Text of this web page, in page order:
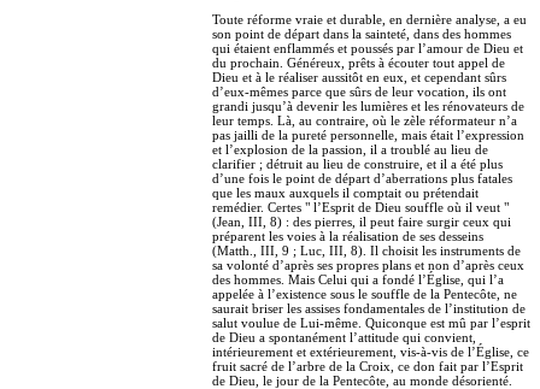
Toute réforme vraie et durable, en dernière analyse, a eu
son point de départ dans la sainteté, dans des hommes
qui étaient enflammés et poussés par l’amour de Dieu et
du prochain. Généreux, prêts à écouter tout appel de
Dieu et à le réaliser aussitôt en eux, et cependant sûrs
d’eux-mêmes parce que sûrs de leur vocation, ils ont
grandi jusqu’à devenir les lumières et les rénovateurs de
leur temps. Là, au contraire, où le zèle réformateur n’a
pas jailli de la pureté personnelle, mais était l’expression
et l’explosion de la passion, il a troublé au lieu de
clarifier ; détruit au lieu de construire, et il a été plus
d’une fois le point de départ d’aberrations plus fatales
que les maux auxquels il comptait ou prétendait
remédier. Certes " l’Esprit de Dieu souffle où il veut "
(Jean, III, 8) : des pierres, il peut faire surgir ceux qui
préparent les voies à la réalisation de ses desseins
(Matth., III, 9 ; Luc, III, 8). Il choisit les instruments de
sa volonté d’après ses propres plans et non d’après ceux
des hommes. Mais Celui qui a fondé l’Église, qui l’a
appelée à l’existence sous le souffle de la Pentecôte, ne
saurait briser les assises fondamentales de l’institution de
salut voulue de Lui-même. Quiconque est mû par l’esprit
de Dieu a spontanément l’attitude qui convient,
intérieurement et extérieurement, vis-à-vis de l’Église, ce
fruit sacré de l’arbre de la Croix, ce don fait par l’Esprit
de Dieu, le jour de la Pentecôte, au monde désorienté.